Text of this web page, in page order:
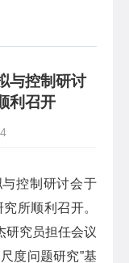
与控制研讨
利召开
控制研讨会于
所顺利召开。
研究员担任会议
度问题研究”基